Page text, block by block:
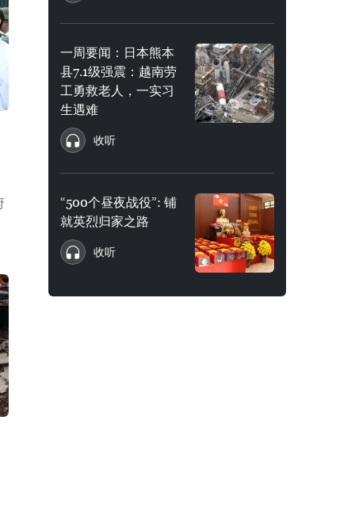
一周要闻：日本熊本
县7.1级强震：越南劳
工勇救老人，一实习
生遇难
收听
“500个昼夜战役”: 铺
就英烈归家之路
收听